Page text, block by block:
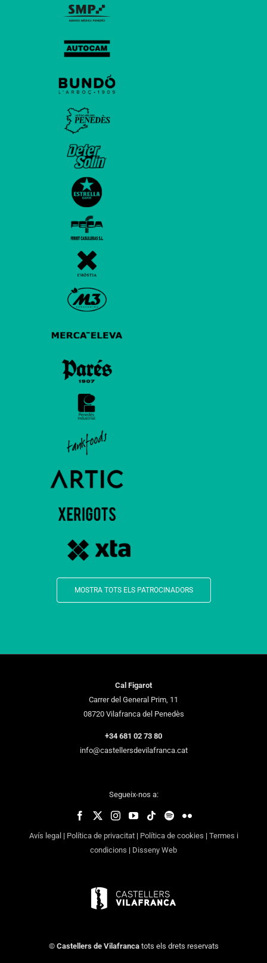
MOSTRA TOTS ELS PATROCINADORS
Cal Figarot
Carrer del General Prim, 11
08720 Vilafranca del Penedès
+34 681 02 73 80
info@castellersdevilafranca.cat
Segueix-nos a:
Avís legal | Política de privacitat| Política de cookies | Termes i
condicions | Disseny Web
© Castellers de Vilafrancatots els drets reservats